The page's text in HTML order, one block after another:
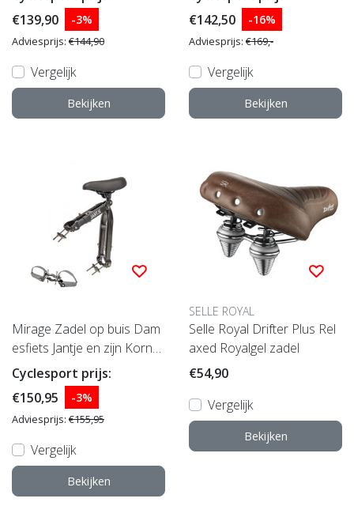
€139,90
-3%
Adviesprijs: €144,90
Vergelijk
Bekijken
€142,50
-16%
Adviesprijs: €169,-
Vergelijk
Bekijken
Mirage Zadel op buis Dam
esfiets Jantje en zijn Kornui
ten
Cyclesport prijs:
€150,95
-3%
Adviesprijs: €155,95
Vergelijk
Bekijken
SELLE ROYAL
Selle Royal Drifter Plus Rel
axed Royalgel zadel
€54,90
Vergelijk
Bekijken